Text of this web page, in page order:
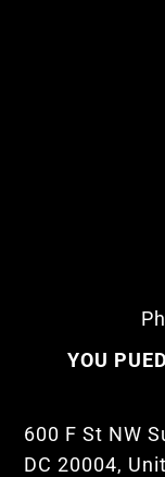
YOU
600 F St NW
DC 20004,